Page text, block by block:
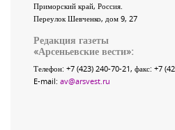
Приморский край, Россия.
Переулок Шевченко, дом 9, 27
Редакция газеты
«Арсеньевские вести»:
Телефон: +7 (423) 240-70-21, факс: +7
E-mail: av@arsvest.ru